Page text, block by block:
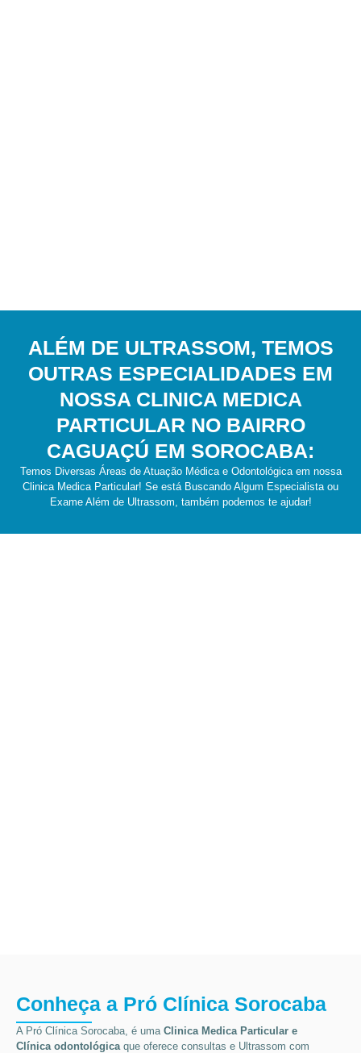
ALÉM DE ULTRASSOM, TEMOS
OUTRAS ESPECIALIDADES EM
NOSSA CLINICA MEDICA
PARTICULAR NO BAIRRO
CAGUAÇÚ EM SOROCABA:
Temos Diversas Áreas de Atuação Médica e Odontológica em nossa
Clinica Medica Particular! Se está Buscando Algum Especialista ou
Exame Além de Ultrassom, também podemos te ajudar!
Conheça a Pró Clínica Sorocaba
A Pró Clínica Sorocaba, é uma Clinica Medica Particular e
Clínica odontológicaque oferece consultas e Ultrassom com